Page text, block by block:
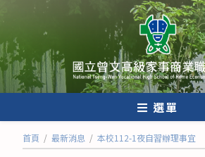
轉
至
主
要
內
選單
首頁 / 最新消息 / 本校112-1夜自習辦理事宜